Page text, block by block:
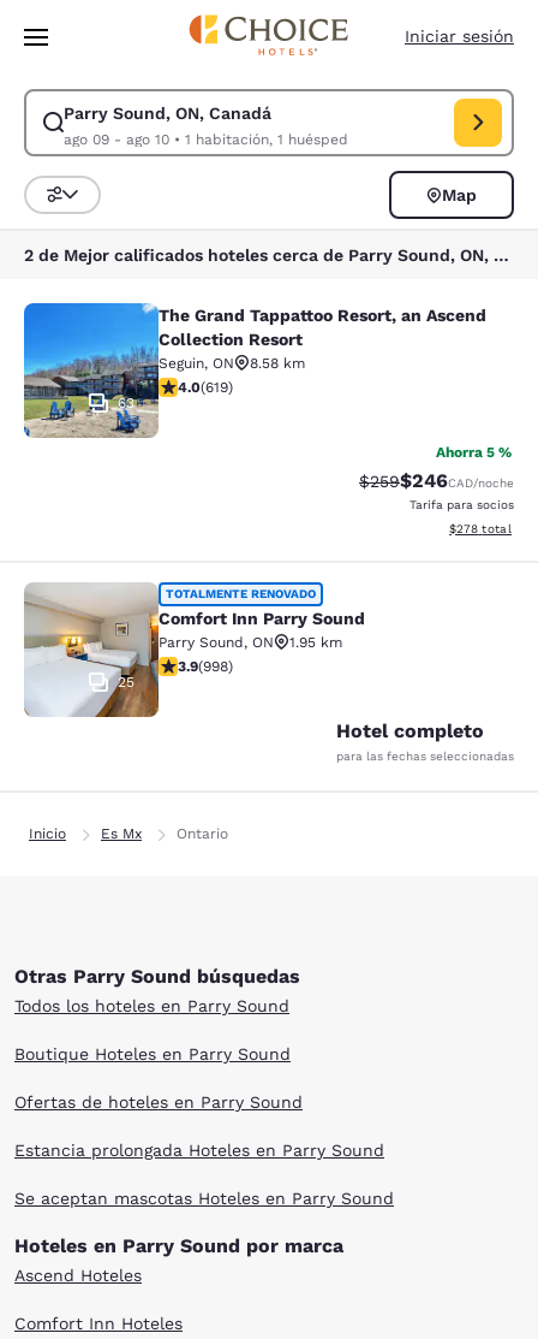
Pasar A Contenido Principal
Iniciar sesión
Parry Sound, ON, Canadá
ago 09 - ago 10• 1 habitación, 1 huésped
Modificar la búsqueda de Parry Sound, ON, Canadá. Fecha de check-
Ordenar y filtrar
Map
2 de Mejor calificados hoteles cerca de Parry Sound, ON, Canadá
The Grand Tappattoo Resort, an
63
The Grand Tappattoo Resort, an Ascend
Collection Resort
Seguin, ON
8.58 km
calificación de 4 estrellas. Muy bueno. 619 reseñas
4.0(619)
Ahorra 5 %
Precio tachado:
$259Precio con
$246CAD/noche
Tarifa para socios
Ver detalles
$278 total
Comfort Inn Parry Sound
25
TOTALMENTE RENOVADO
Comfort Inn Parry Sound
Parry Sound, ON
1.95 km
calificación de 3.92 estrellas. Bueno. 998 reseñas
3.9(998)
Hotel completo
para las fechas seleccionadas
Inicio Es Mx Ontario
Otras Parry Sound búsquedas
Todos los hoteles en Parry Sound
Boutique Hoteles en Parry Sound
Ofertas de hoteles en Parry Sound
Estancia prolongada Hoteles en Parry Sound
Se aceptan mascotas Hoteles en Parry Sound
Hoteles en Parry Sound por marca
Ascend Hoteles
Comfort Inn Hoteles